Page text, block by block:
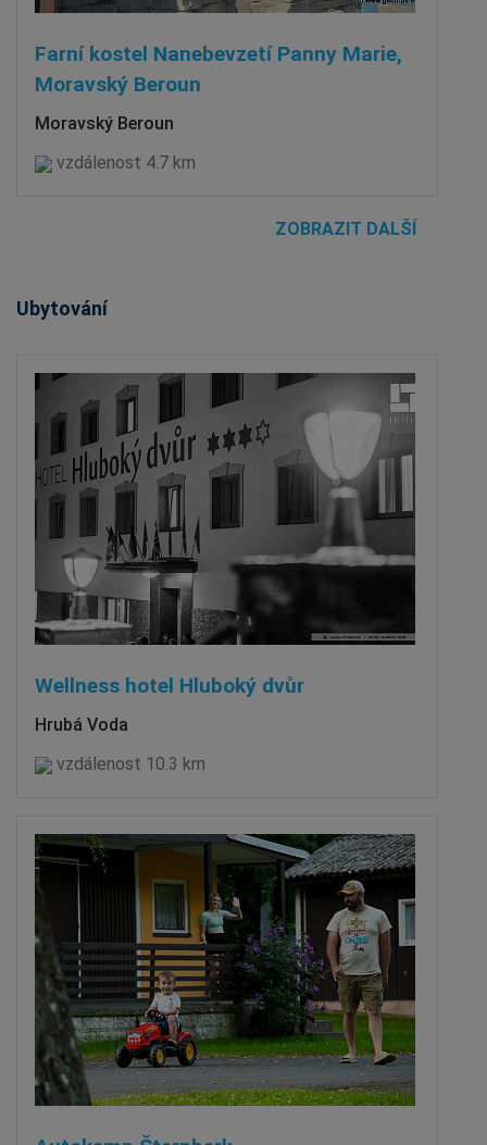
Farní kostel Nanebevzetí Panny Marie,
Moravský Beroun
Moravský Beroun
vzdálenost 4.7 km
ZOBRAZIT DALŠÍ
Ubytování
Wellness hotel Hluboký dvůr
Hrubá Voda
vzdálenost 10.3 km